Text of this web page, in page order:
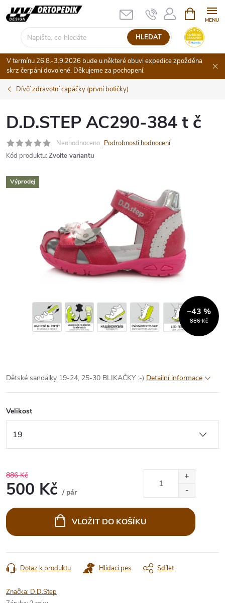
Přejít
na
HLEDAT
NÁKUPNÍ
KOŠÍK
V termínu 26.8.-3.9.2026 bude u některé obuvi expedice zpožděna
skrz čerpání dovolené. Děkujeme za pochopení.
Dívčí zdravotní capáčky (první botičky)
D.D.STEP AC290-384 t č
Neohodnoceno Podrobnosti hodnocení
Kód produktu: Zvolte variantu
Výprodej
886 Kč
–43 %
Dětské sandálky 19-24, 25-30 BLIKAČKY :-) Detailní informace
Velikost
886 Kč
500 Kč / pár
cena:
VLOŽIT DO KOŠÍKU
Dotaz k produktu Hlídací pes Sdílet
Značka: D.D.Step